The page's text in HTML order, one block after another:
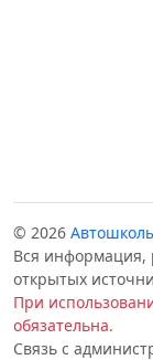
© 2026
Вся информация,
открытых
При
обязательна.
Связь с